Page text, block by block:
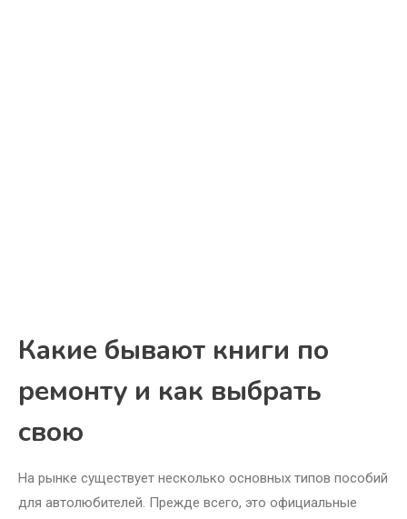
Какие бывают книги по
ремонту и как выбрать
свою
На рынке существует несколько основных типов пособий
для автолюбителей. Прежде всего, это официальные